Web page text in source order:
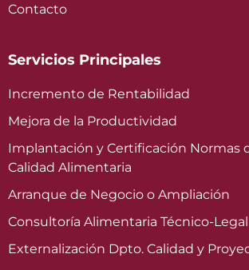
Contacto
Servicios Principales
Incremento de Rentabilidad
Mejora de la Productividad
Implantación y Certificación Normas
Calidad Alimentaria
Arranque de Negocio o Ampliación
Consultoría Alimentaria Técnico-Legal
Externalización Dpto. Calidad y